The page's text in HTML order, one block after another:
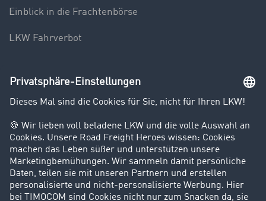
Einblick in die Frachtenbörse
LKW Fahrverbot
Unternehmen
Kunden werben Kunden
Success Stories
Karriere
Support